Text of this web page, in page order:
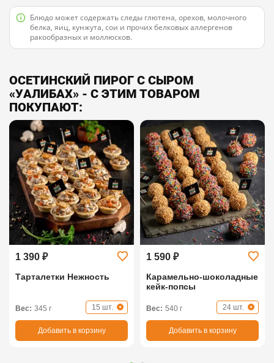
Блюдо может содержать следы глютена, орехов, молочного
белка, яиц, кунжута, сои и прочих белковых аллергенов
ракообразных и моллюсков.
ОСЕТИНСКИЙ ПИРОГ С СЫРОМ
«УAЛИБАХ» - С ЭТИМ ТОВАРОМ
ПОКУПАЮТ:
1 390 ₽
Тарталетки Нежность
Вес: 345 г 15 шт.
Добавить в корзину
1 590 ₽
Карамельно-шоколадные
кейк-попсы
Вес: 540 г 24 шт.
Добавить в корзину